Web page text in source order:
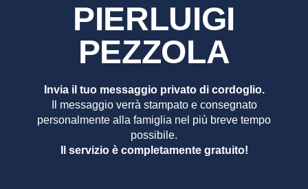
PIERLUIGI
PEZZOLA
Invia il tuo messaggio privato di cordoglio.
Il messaggio verrà stampato e consegnato
personalmente alla famiglia nel più breve tempo
possibile.
Il servizio è completamente gratuito!